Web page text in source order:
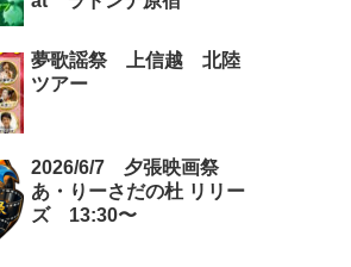
夢歌謡祭 上信越 北陸
ツアー
2026/6/7 夕張映画祭
あ・りーさだの杜 リリー
ズ 13:30〜